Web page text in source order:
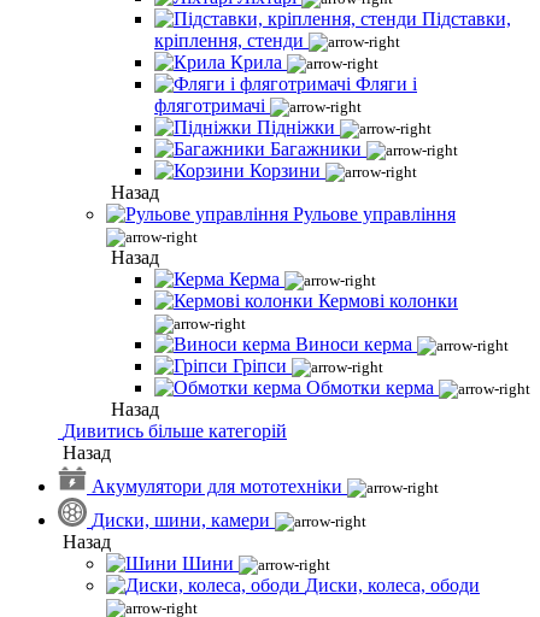
Підставки,
кріплення, стенди
Крила
Фляги і
фляготримачі
Підніжки
Багажники
Корзини
Назад
Рульове управління
Назад
Керма
Кермові колонки
Виноси керма
Гріпси
Обмотки керма
Назад
Дивитись більше категорій
Назад
Акумулятори для мототехніки
Диски, шини, камери
Назад
Шини
Диски, колеса, ободи